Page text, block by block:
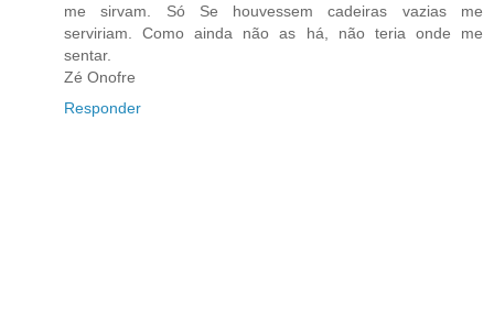
me sirvam. Só Se houvessem cadeiras vazias me
serviriam. Como ainda não as há, não teria onde me
sentar.
Zé Onofre
Responder